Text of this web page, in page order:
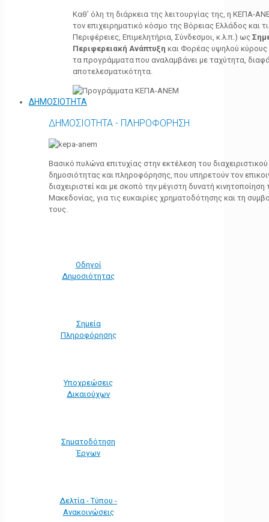
Καθ’ όλη τη διάρκεια της λειτουργίας της, η ΚΕΠΑ-
τον επιχειρηματικό κόσμο της Βόρειας Ελλάδος και
Περιφέρειες, Επιμελητήρια, Σύνδεσμοι, κ.λ.π.) ως
Περιφερειακή Ανάπτυξη και Φορέας υψηλού κύρους
τα προγράμματα που αναλαμβάνει με ταχύτητα,
αποτελεσματικότητα.
ΔΗΜΟΣΙΟΤΗΤΑ
ΔΗΜΟΣΙΟΤΗΤΑ - ΠΛΗΡΟΦΟΡΗΣΗ
Βασικό πυλώνα επιτυχίας στην εκτέλεση του
δημοσιότητας και πληροφόρησης, που υπηρετούν τον
διαχειριστεί και με σκοπό την μέγιστη δυνατή
Μακεδονίας, για τις ευκαιρίες χρηματοδότησης και τη
τους.
Οδηγοί
Δημοσιότητας
Σημεία
Πληροφόρησης
Υποχρεώσεις
Δικαιούχων
Σηματοδότηση
Έργων
Δελτία - Τύπου -
Ανακοινώσεις